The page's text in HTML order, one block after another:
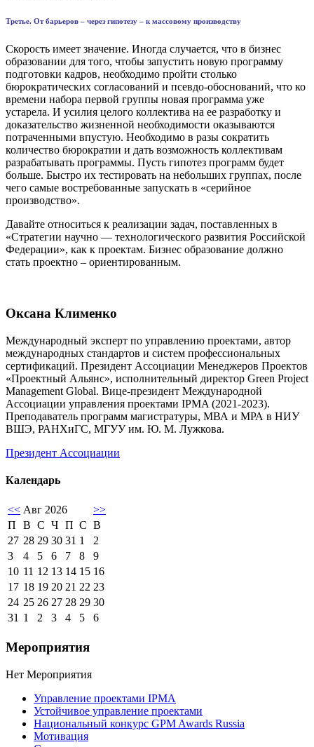
Третье. От барьеров – через гипотезу – к массовому производству
Скорость имеет значение. Иногда случается, что в бизнес
образовании для того, чтобы запустить новую программу
подготовки кадров, необходимо пройти столько
бюрократических согласований и псевдо-обоснований, что ко
времени набора первой группы новая программа уже
устарела. И усилия целого коллектива на ее разработку и
доказательство жизненной необходимости оказываются
потраченными впустую. Необходимо в разы сократить
количество бюрократии и дать возможность коллективам
разрабатывать программы. Пусть гипотез программ будет
больше. Быстро их тестировать на небольших группах, после
чего самые востребованные запускать в «серийное
производство».
Давайте относиться к реализации задач, поставленных в
«Стратегии научно — технологического развития Российской
Федерации», как к проектам. Бизнес образование должно
стать проектно – ориентированным.
Оксана Клименко
Международный эксперт по управлению проектами, автор
международных стандартов и систем профессиональных
сертификаций. Президент Ассоциации Менеджеров Проектов
«Проектный Альянс», исполнительный директор Green Project
Management Global. Вице-президент Международной
Ассоциации управления проектами IPMA (2021-2023).
Преподаватель программ магистратуры, МВА и МРА в НИУ
ВШЭ, РАНХиГС, МГУУ им. Ю. М. Лужкова.
Президент Ассоциации
Календарь
<< Авг 2026
>>
П
В С Ч П С В
27 28 29 30 31 1
2
3
4 5 6 7 8
9
10 11 12 13 14 15 16
17 18 19 20 21 22 23
24 25 26 27 28 29 30
31 1 2 3 4 5 6
Мероприятия
Нет Мероприятия
Управление проектами IPMA
Устойчивое управление проектами
Национальный конкурс GPM Awards Russia
Мотивация